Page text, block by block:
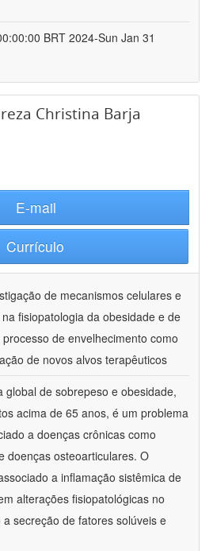
BRT 2024-Sun Jan 31
Christina Barja
E-mail
Currículo
de mecanismos celulares e
fisiopatologia da obesidade e de
de envelhecimento como
de novos alvos terapêuticos
global de sobrepeso e obesidade,
acima de 65 anos, é um problema
a doenças crônicas como
doenças osteoarticulares. O
a inflamação sistêmica de
alterações fisiopatológicas no
secreção de fatores solúveis e